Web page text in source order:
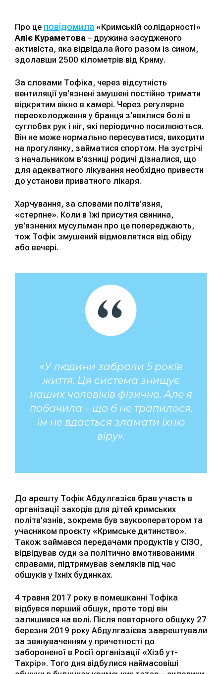
Про це повідомила «Кримській солідарності»
Аліє Кураметова – дружина засудженого
активіста, яка відвідала його разом із сином,
здолавши 2500 кілометрів від Криму.
За словами Тофіка, через відсутність
вентиляції ув'язнені змушені постійно тримати
відкритим вікно в камері. Через регулярне
переохолодження у бранця з'явилися болі в
суглобах рук і ніг, які періодично посилюються.
Він не може нормально пересуватися, виходити
на прогулянку, займатися спортом. На зустрічі
з начальником в'язниці родичі дізналися, що
для адекватного лікування необхідно привести
до установи приватного лікаря.
Харчування, за словами політв'язня,
«стерпне». Коли в їжі присутня свинина,
ув'язнених мусульман про це попереджають,
тож Тофік змушений відмовлятися від обіду
або вечері.
«У людини забрали 5 років
життя. Ця система знищує
наших чоловіків фізично. Але я
побачила – що б не трапилося,
їм не вдасться зламати їхню
віру».
До арешту Тофік Абдулгазієв брав участь в
організації заходів для дітей кримських
політв'язнів, зокрема був звукооператором та
учасником проєкту «Кримське дитинство».
Також займався передачами продуктів у СІЗО,
відвідував суди за політично вмотивованими
справами, підтримував земляків під час
обшуків у їхніх будинках.
4 травня 2017 року в помешканні Тофіка
відбувся перший обшук, проте тоді він
залишився на волі. Після повторного обшуку 27
березня 2019 року Абдулгазієва заарештували
за звинуваченням у причетності до
забороненої в Росії організації «Хізб ут-
Тахрір». Того дня відбулися наймасовіші